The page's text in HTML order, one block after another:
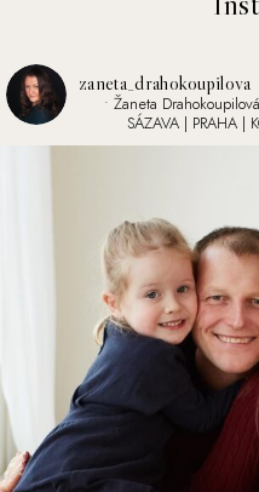
zaneta_drahokoupilova
• Žaneta Drahokoupilová
SÁZAVA | PRAHA |